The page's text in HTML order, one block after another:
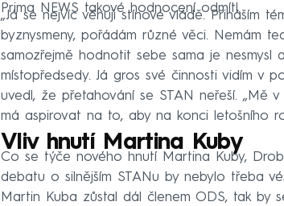
Prima NEWS takové hodnocení odmítl.
„Já se nejvíc věnuji stínové vládě. Přináším
byznysmeny, pořádám různé věci. Nemám
samozřejmě hodnotit sebe sama je
místopředsedy. Já gros své činnosti vidím v
uvedl, že přetahování se STAN neřeší. „Mě
má aspirovat na to, aby na konci letošního
Vliv hnutí Martina Kuby
Co se týče nového hnutí Martina Kuby,
debatu o silnějším STANu by nebylo třeba
Martin Kuba zůstal dál členem ODS, tak by